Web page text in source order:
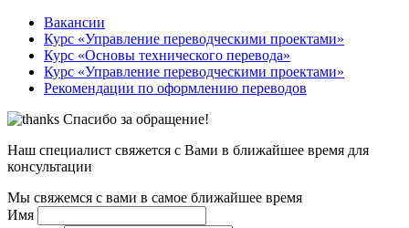
Вакансии
Курс «Управление переводческими проектами»
Курс «Основы технического перевода»
Курс «Управление переводческими проектами»
Рекомендации по оформлению переводов
Спасибо за обращение!
Наш специалист свяжется с Вами в ближайшее время для
консультации
Мы свяжемся с вами в самое ближайшее время
Имя